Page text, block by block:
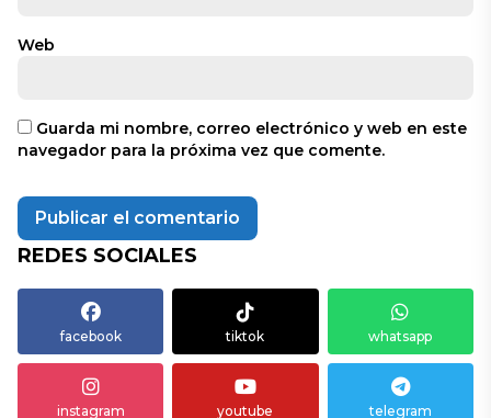
Web
Guarda mi nombre, correo electrónico y web en este
navegador para la próxima vez que comente.
REDES SOCIALES
facebook tiktok whatsapp
instagram youtube telegram